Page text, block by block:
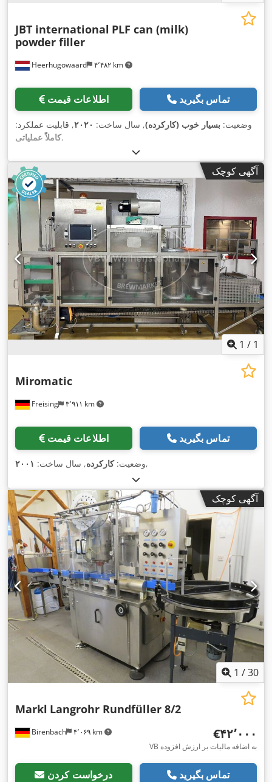
Heerhugowaard ۴٬۴۸۲ km
JBT international PLF can (milk)
powder filler
اطلاعات قیمت تماس بگیرید
وضعیت: بسیار خوب (کارکرده), سال ساخت: ۲۰۲۰, قابلیت عملکرد:
کاملاً عملیاتی,
آگهی کوچک
1 / 1
Freising ۳٬۹۱۱ km
Miromatic
اطلاعات قیمت تماس بگیرید
وضعیت:کارکرده, سال ساخت: ۲۰۰۱ ,
آگهی کوچک
1 /30
Birenbach ۴٬۰۶۹ km
Markl Langrohr Rundfüller 8/2
‎€۴۲٬۰۰۰
VB به اضافه مالیات بر ارزش افزوده
درخواست کردن تماس بگیرید